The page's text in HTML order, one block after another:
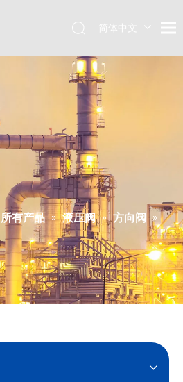
简体中文
English
所有产品 » 液压阀 » 方向阀 »